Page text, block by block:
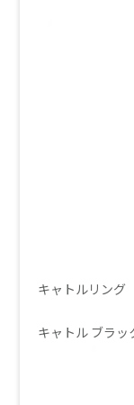
キャトルリング
キャトル ブラッ